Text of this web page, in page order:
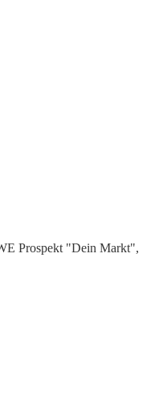
Prospekt "Dein Markt",